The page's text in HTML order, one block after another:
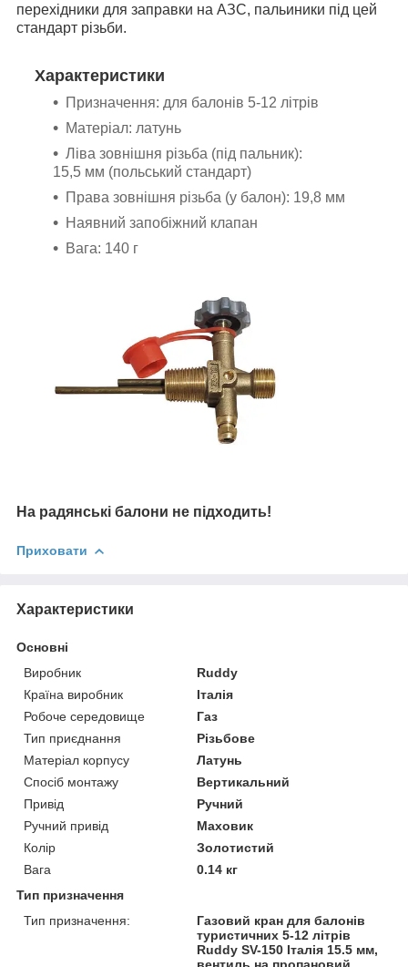
перехідники для заправки на АЗС, пальиники під цей
стандарт різьби.
Характеристики
Призначення: для балонів 5-12 літрів
Матеріал: латунь
Ліва зовнішня різьба (під пальник):
15,5 мм (польський стандарт)
Права зовнішня різьба (у балон): 19,8 мм
Наявний запобіжний клапан
Вага: 140 г
На радянські балони не підходить!
Приховати
Характеристики
Основні
Виробник
Ruddy
Країна виробник
Італія
Робоче середовище
Газ
Тип приєднання
Різьбове
Матеріал корпусу
Латунь
Спосіб монтажу
Вертикальний
Привід
Ручний
Ручний привід
Маховик
Колір
Золотистий
Вага
0.14 кг
Тип призначення
Тип призначення:
Газовий кран для балонів
туристичних 5-12 літрів
Ruddy SV-150 Італія 15.5 мм,